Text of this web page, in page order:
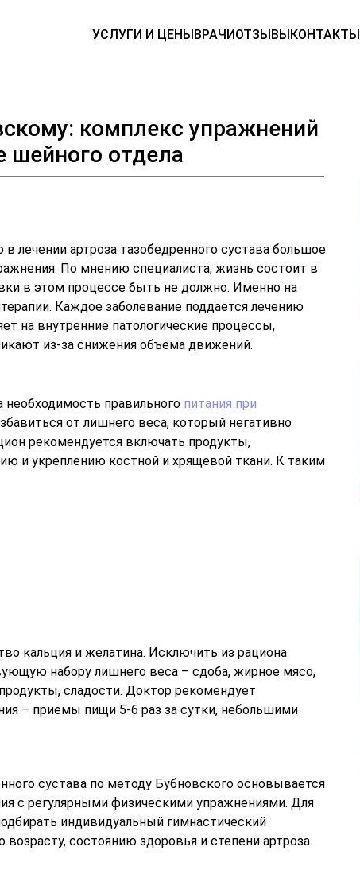
УСЛУГИ И ЦЕНЫВРАЧИОТЗЫВЫКОНТАКТЫ
комплекс упражнений
шейного отдела
лечении артроза тазобедренного сустава большое
По мнению специалиста, жизнь состоит в
в этом процессе быть не должно. Именно на
Каждое заболевание поддается лечению
на внутренние патологические процессы,
из-за снижения объема движений.
правильного питания при
от лишнего веса, который негативно
рекомендуется включать продукты,
и укреплению костной и хрящевой ткани. К таким
кальция и желатина. Исключить из рациона
набору лишнего веса – сдоба, жирное мясо,
сладости. Доктор рекомендует
– приемы пищи 5-6 раз за сутки, небольшими
сустава по методу Бубновского основывается
с регулярными физическими упражнениями. Для
индивидуальный гимнастический
состоянию здоровья и степени артроза.